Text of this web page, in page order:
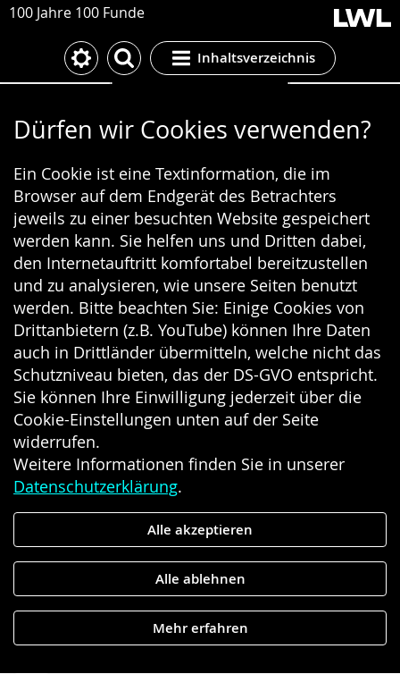
100 Jahre 100 Funde
Inhaltsverzeichnis
Cookie-Einstellungen
Dürfen wir Cookies verwenden?
Ein Cookie ist eine Textinformation, die im
Browser auf dem Endgerät des Betrachters
jeweils zu einer besuchten Website gespeichert
werden kann. Sie helfen uns und Dritten dabei,
den Internetauftritt komfortabel bereitzustellen
und zu analysieren, wie unsere Seiten benutzt
werden. Bitte beachten Sie: Einige Cookies von
Drittanbietern (z.B. YouTube) können Ihre Daten
auch in Drittländer übermitteln, welche nicht das
Schutzniveau bieten, das der DS-GVO entspricht.
Sie können Ihre Einwilligung jederzeit über die
Cookie-Einstellungen unten auf der Seite
widerrufen.
Weitere Informationen finden Sie in unserer
Datenschutzerklärung.
Alle akzeptieren
Alle ablehnen
Mehr erfahren